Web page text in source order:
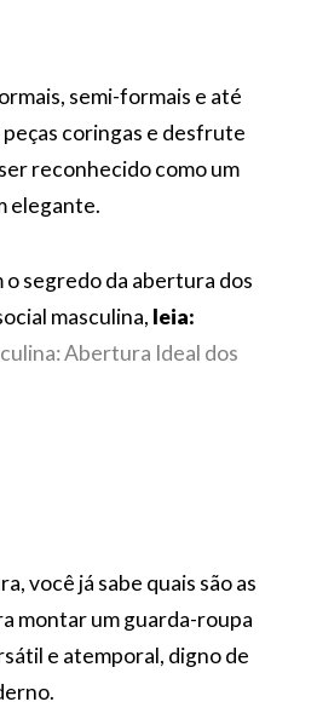
semi-formais e até
peças coringas e desfrute
reconhecido como um
elegante.
o segredo da abertura dos
masculina, leia:
Abertura Ideal dos
você já sabe quais são as
montar um guarda-roupa
e atemporal, digno de